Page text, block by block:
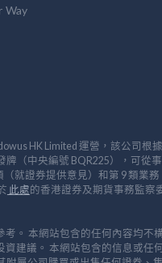
Way
HK Limited 運營，該公司根
牌（中央編號 BQR225），可從
（就證券提供意見）和第 9 類業
此處的香港證券及期貨事務監察
考。 本網站包含的任何內容均不
資建議。 本網站包含的信息或任